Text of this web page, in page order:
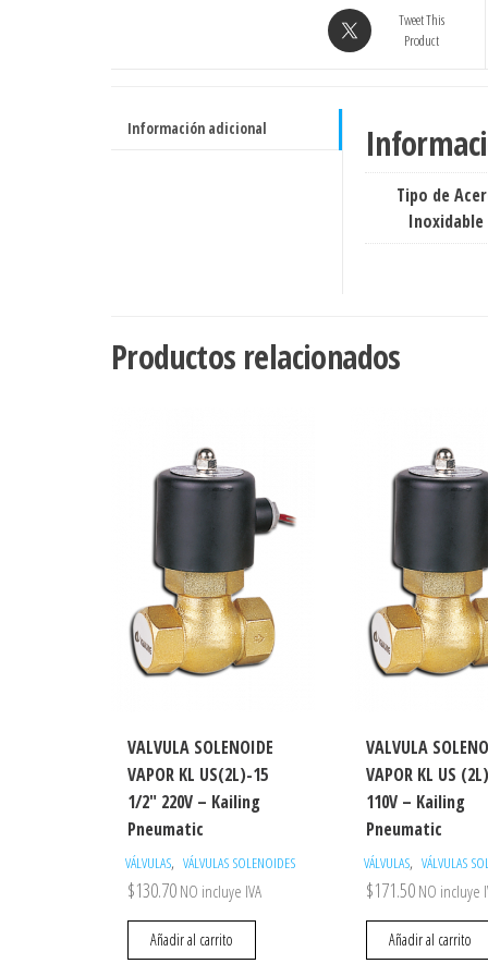
Grado
Tweet This
Product
Información adicional
Tipo de
Inoxidable
Productos relacionados
VALVULA SOLENOIDE
VAPOR KL US(2L)-15
1/2″ 220V – Kailing
Pneumatic
VÁLVULAS, VÁLVULAS SOLENOIDES
$130.70 NO incluye IVA
Añadir al carrito
VALVULA
VAPOR KL US
110V – Kailing
Pneumatic
VÁLVULAS, VÁLVULAS
$171.50 NO incluye
Añadir al carrito